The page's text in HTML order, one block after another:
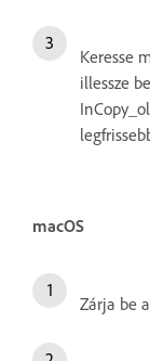
Keresse
illessze
macOS
Zárja be